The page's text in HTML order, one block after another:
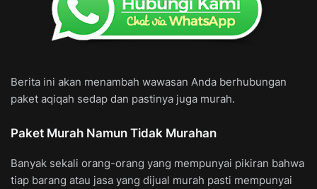
Berita ini akan menambah wawasan Anda berhubungan
paket aqiqah sedap dan pastinya juga murah.
Paket Murah Namun Tidak Murahan
Banyak sekali orang-orang yang mempunyai pikiran bahwa
tiap barang atau jasa yang dijual murah pasti mempunyai